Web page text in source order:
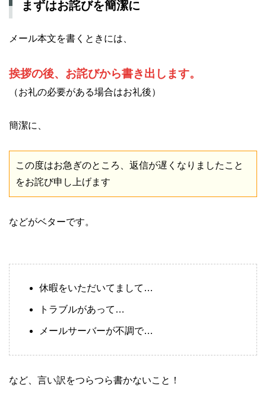
まずはお詫びを簡潔に
メール本文を書くときには、
挨拶の後、お詫びから書き出します。
（お礼の必要がある場合はお礼後）
簡潔に、
この度はお急ぎのところ、返信が遅くなりましたこと
をお詫び申し上げます
などがベターです。
休暇をいただいてまして…
トラブルがあって…
メールサーバーが不調で…
など、言い訳をつらつら書かないこと！